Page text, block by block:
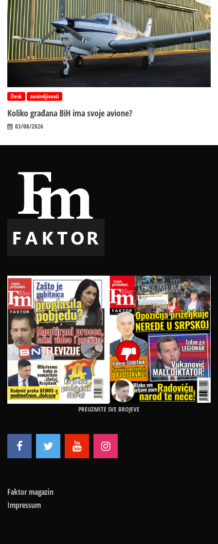
Desk zanimljivosti
Koliko građana BiH ima svoje avione?
03/08/2026
PREUZMITE SVE BROJEVE
Faktor magazin
Impressum